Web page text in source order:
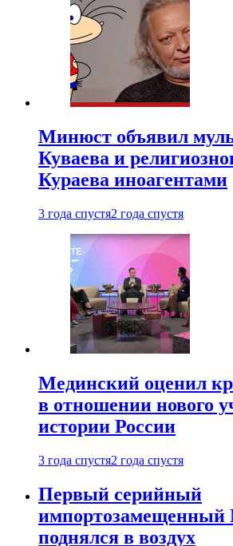
Минюст объявил
Куваева и
Кураева иноагентами
3 года спустя2 года спустя
Мединский оценил
в отношении нового
истории России
3 года спустя2 года спустя
Первый серийный
поднялся в воздух